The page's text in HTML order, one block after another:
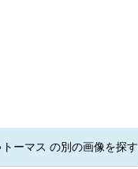
トーマス の別の画像を探す